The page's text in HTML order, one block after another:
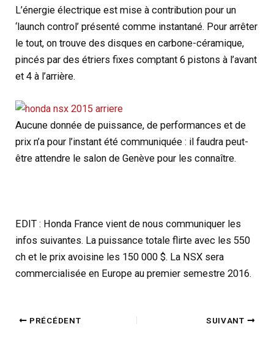
L’énergie électrique est mise à contribution pour un
‘launch control’ présenté comme instantané. Pour arrêter
le tout, on trouve des disques en carbone-céramique,
pincés par des étriers fixes comptant 6 pistons à l’avant
et 4 à l’arrière.
Aucune donnée de puissance, de performances et de
prix n’a pour l’instant été communiquée : il faudra peut-
être attendre le salon de Genève pour les connaître.
EDIT : Honda France vient de nous communiquer les
infos suivantes. La puissance totale flirte avec les 550
ch et le prix avoisine les 150 000 $. La NSX sera
commercialisée en Europe au premier semestre 2016.
PRÉCÉDENT SUIVANT